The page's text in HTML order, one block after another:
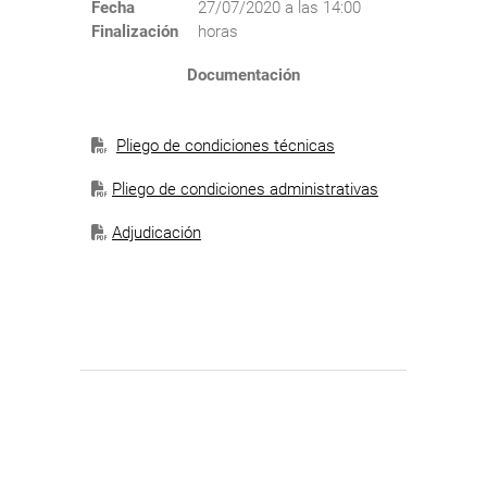
Fecha
Finalización
27/07/2020 a las 14:00
horas
Documentación
Pliego de condiciones técnicas
Pliego de condiciones administrativas
Adjudicación